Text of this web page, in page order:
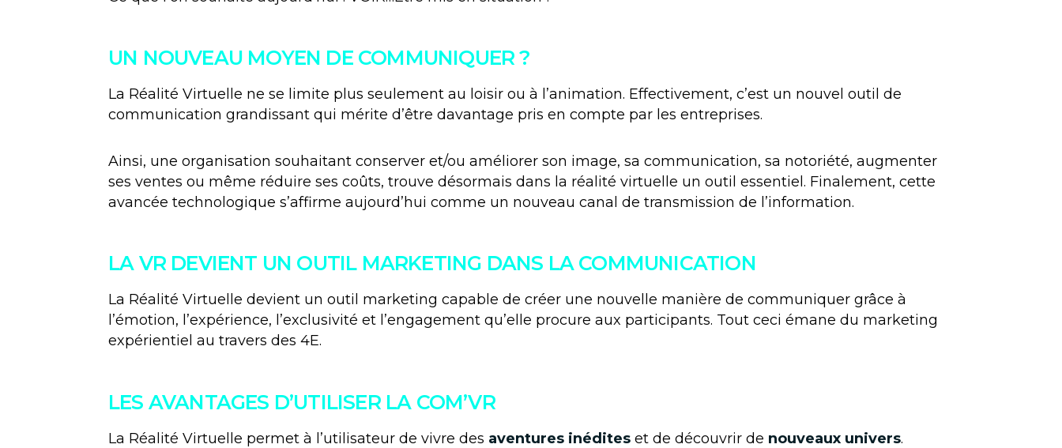
UN NOUVEAU MOYEN DE COMMUNIQUER ?
La Réalité Virtuelle ne se limite plus seulement au loisir ou à l’animation. Effectivement, c’est un nouvel outil de
communication grandissant qui mérite d’être davantage pris en compte par les entreprises.
Ainsi, une organisation souhaitant conserver et/ou améliorer son image, sa communication, sa notoriété, augmenter
ses ventes ou même réduire ses coûts, trouve désormais dans la réalité virtuelle un outil essentiel. Finalement, cette
avancée technologique s’affirme aujourd’hui comme un nouveau canal de transmission de l’information.
LA VR DEVIENT UN OUTIL MARKETING DANS LA COMMUNICATION
La Réalité Virtuelle devient un outil marketing capable de créer une nouvelle manière de communiquer grâce à
l’émotion, l’expérience, l’exclusivité et l’engagement qu’elle procure aux participants. Tout ceci émane du marketing
expérientiel au travers des 4E.
LES AVANTAGES D’UTILISER LA COM’VR
La Réalité Virtuelle permet à l’utilisateur de vivre des aventures inédites et de découvrir de nouveaux univers.